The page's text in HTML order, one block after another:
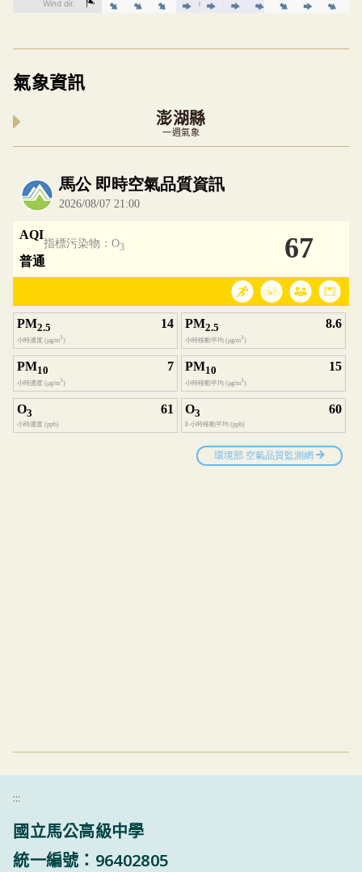
氣象資訊
澎湖縣
一週氣象
內嵌空氣品質小工具為視覺預覽，完整即時空
:::
國立馬公高級中學
統一編號：96402805